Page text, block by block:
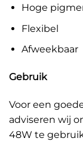
Hoge
Flexibel
Afweekbaar
Gebruik
Voor een
adviseren wij
48W te